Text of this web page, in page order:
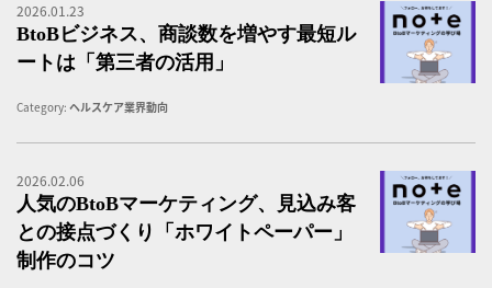
2026.01.23
BtoBビジネス、商談数を増やす最短ル
ートは「第三者の活用」
Category: ヘルスケア業界動向
2026.02.06
人気のBtoBマーケティング、見込み客
との接点づくり「ホワイトペーパー」
制作のコツ